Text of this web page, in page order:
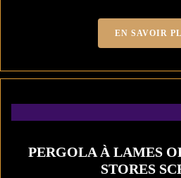
EN SAVOIR
PERGOLA À LAMES
STORES